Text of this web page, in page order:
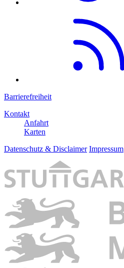
Barrierefreiheit
Kontakt
Anfahrt
Karten
Datenschutz & Disclaimer Impressum